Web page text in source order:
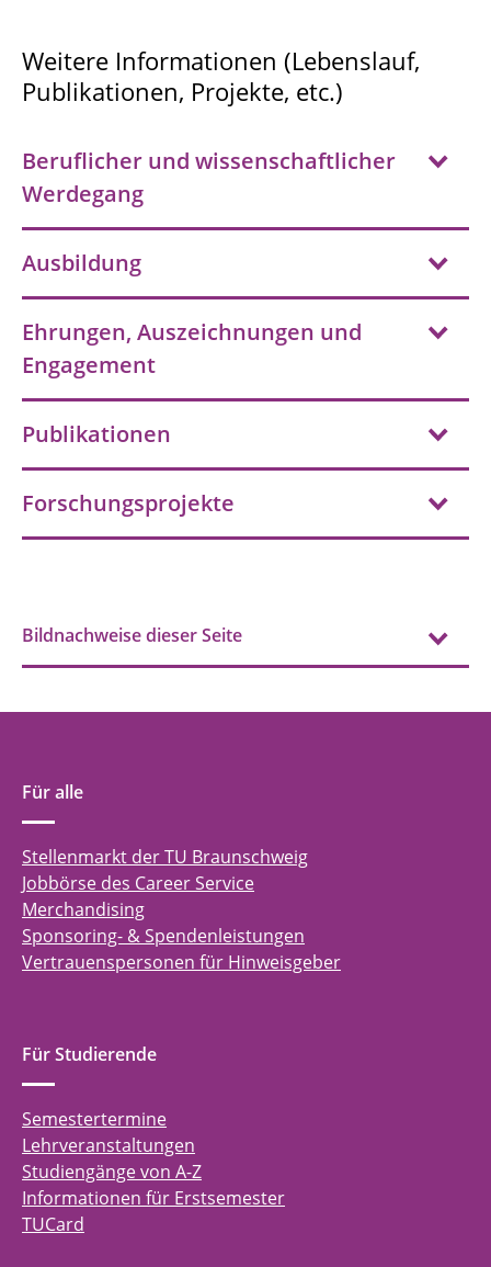
Weitere Informationen (Lebenslauf,
Publikationen, Projekte, etc.)
Beruflicher und wissenschaftlicher
Werdegang
Ausbildung
Ehrungen, Auszeichnungen und
Engagement
Publikationen
Forschungsprojekte
Bildnachweise dieser Seite
Für alle
Stellenmarkt der TU Braunschweig
Jobbörse des Career Service
Merchandising
Sponsoring- & Spendenleistungen
Vertrauenspersonen für Hinweisgeber
Für Studierende
Semestertermine
Lehrveranstaltungen
Studiengänge von A-Z
Informationen für Erstsemester
TUCard